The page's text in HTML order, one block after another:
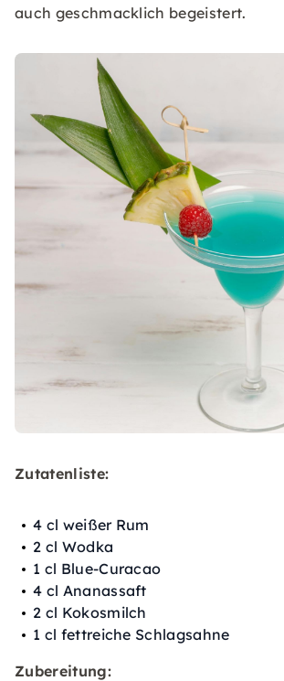
auch geschmacklich begeistert.
Zutatenliste:
4 cl weißer Rum
2 cl Wodka
1 cl Blue-Curacao
4 cl Ananassaft
2 cl Kokosmilch
1 cl fettreiche Schlagsahne
Zubereitung: